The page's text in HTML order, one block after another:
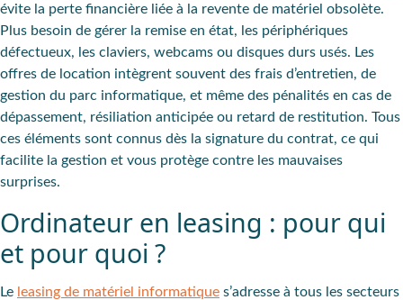
évite la perte financière liée à la revente de matériel obsolète.
Plus besoin de gérer la remise en état, les périphériques
défectueux, les claviers, webcams ou disques durs usés. Les
offres de location intègrent souvent des frais d’entretien, de
gestion du parc informatique, et même des pénalités en cas de
dépassement, résiliation anticipée ou retard de restitution. Tous
ces éléments sont connus dès la signature du contrat, ce qui
facilite la gestion et vous protège contre les mauvaises
surprises.
Ordinateur en leasing : pour qui
et pour quoi ?
Le leasing de matériel informatique s’adresse à tous les secteurs